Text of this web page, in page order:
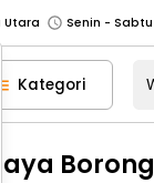
Barat
Senin -
Senin - Jumat
Senin - Jumat
Kategori